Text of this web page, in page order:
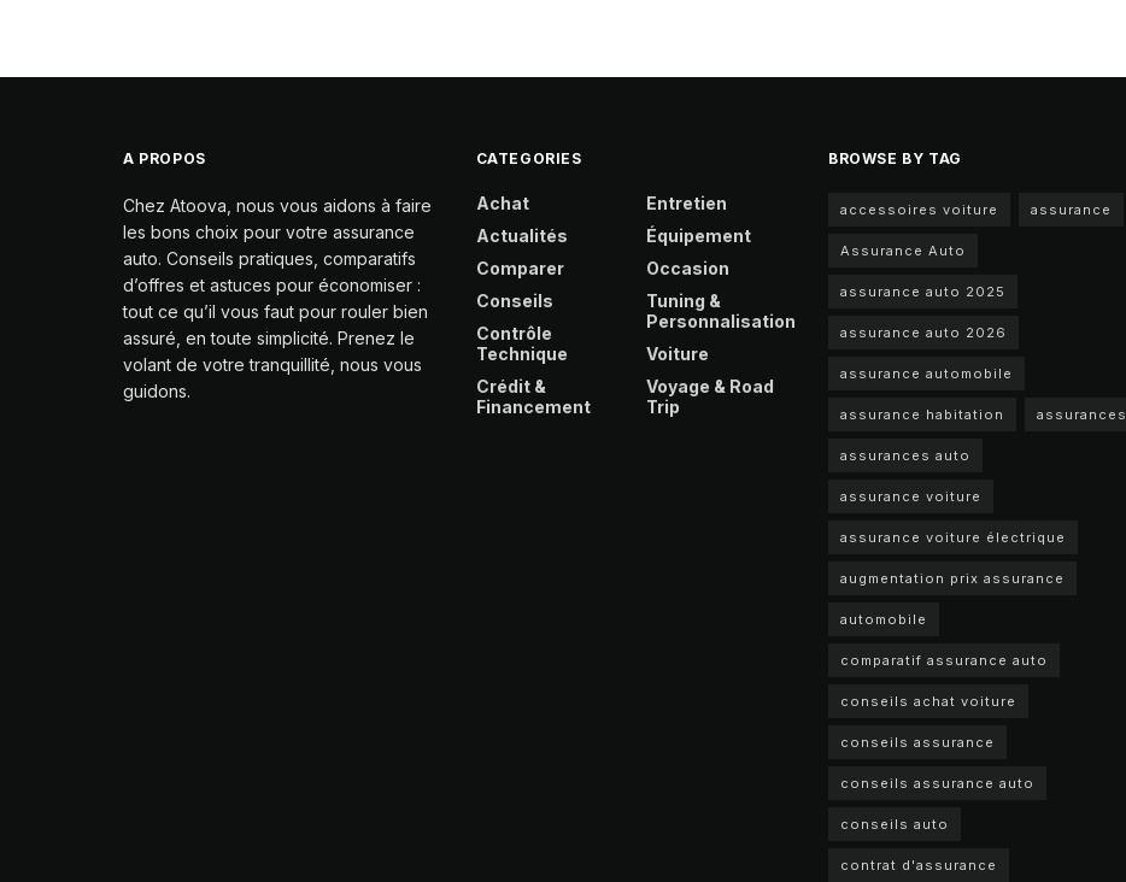
A PROPOS
Chez Atoova, nous vous aidons à faire
les bons choix pour votre assurance
auto. Conseils pratiques, comparatifs
d’offres et astuces pour économiser :
tout ce qu’il vous faut pour rouler bien
assuré, en toute simplicité. Prenez le
volant de votre tranquillité, nous vous
guidons.
CATEGORIES
Achat
Actualités
Comparer
Conseils
Contrôle
Technique
Crédit &
Financement
Entretien
Équipement
Occasion
Tuning &
Personnalisation
Voiture
Voyage & Road
Trip
BROWSE BY TAG
accessoires voiture assurance
Assurance Auto
assurance auto 2025
assurance auto 2026
assurance automobile
assurance habitation assurances
assurances auto
assurance voiture
assurance voiture électrique
augmentation prix assurance
automobile
comparatif assurance auto
conseils achat voiture
conseils assurance
conseils assurance auto
conseils auto
contrat d'assurance